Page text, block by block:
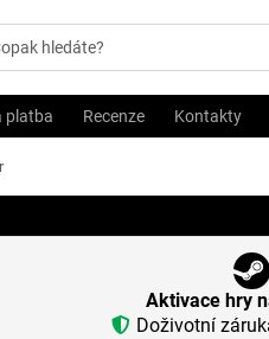
platba Recenze Kontakty
Aktivace hry
Doživotní